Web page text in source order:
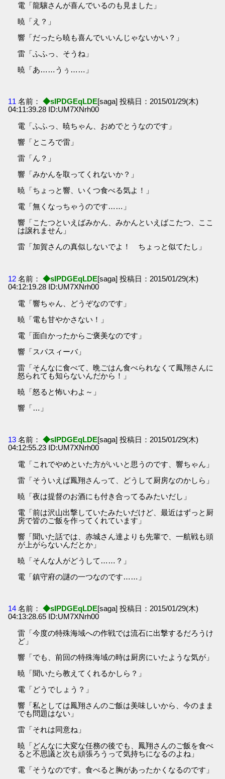
電「龍驤さんが喜んでいるのも見ました」
暁「え？」
響「だったら暁も喜んでいいんじゃないかい？」
雷「ふふっ、そうね」
暁「あ……うぅ……」
11 名前： ◆sIPDGEqLDE[saga] 投稿日：2015/01/29(木)
04:11:39.28 ID:UM7XNrh00
電「ふふっ、暁ちゃん、おめでとうなのです」
響「ところで雷」
雷「ん？」
響「みかんを取ってくれないか？」
暁「ちょっと響、いくつ食べる気よ！」
電「無くなっちゃうのです……」
響「こたつといえばみかん、みかんといえばこたつ、ここ
は譲れません」
雷「加賀さんの真似しないでよ！ ちょっと似てたし」
12 名前： ◆sIPDGEqLDE[saga] 投稿日：2015/01/29(木)
04:12:19.28 ID:UM7XNrh00
電「響ちゃん、どうぞなのです」
暁「電も甘やかさない！」
電「面白かったからご褒美なのです」
響「スパスィーバ」
雷「そんなに食べて、晩ごはん食べられなくて鳳翔さんに
怒られても知らないんだから！」
暁「怒ると怖いわよ～」
響「…」
13 名前： ◆sIPDGEqLDE[saga] 投稿日：2015/01/29(木)
04:12:55.23 ID:UM7XNrh00
電「これでやめといた方がいいと思うのです、響ちゃん」
雷「そういえば鳳翔さんって、どうして厨房なのかしら」
暁「夜は提督のお酒にも付き合ってるみたいだし」
電「前は沢山出撃していたみたいだけど、最近はずっと厨
房で皆のご飯を作ってくれています」
響「聞いた話では、赤城さん達よりも先輩で、一航戦も頭
が上がらないんだとか」
暁「そんな人がどうして……？」
電「鎮守府の謎の一つなのです……」
14 名前： ◆sIPDGEqLDE[saga] 投稿日：2015/01/29(木)
04:13:28.65 ID:UM7XNrh00
雷「今度の特殊海域への作戦では流石に出撃するだろうけ
ど」
響「でも、前回の特殊海域の時は厨房にいたような気が」
暁「聞いたら教えてくれるかしら？」
電「どうでしょう？」
響「私としては鳳翔さんのご飯は美味しいから、今のまま
でも問題はない」
雷「それは同意ね」
暁「どんなに大変な任務の後でも、鳳翔さんのご飯を食べ
ると不思議と次も頑張ろうって気持ちになるのよね」
電「そうなのです。食べると胸があったかくなるのです」